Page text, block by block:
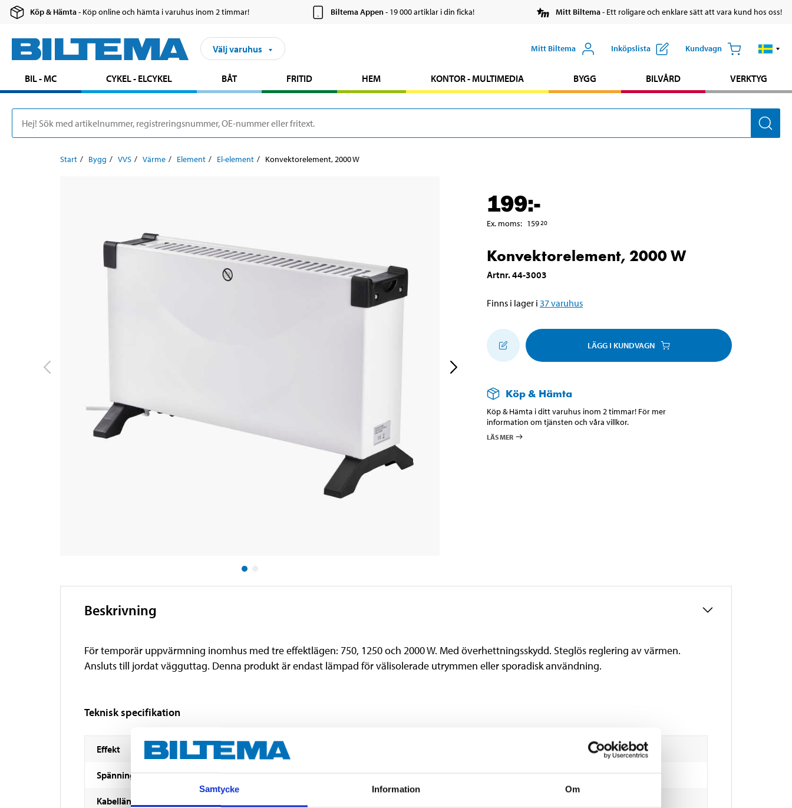
Samtycke Information Om
Köp & Hämta- Köp online och hämta i varuhus inom 2 timmar! Biltema Appen- 19 000 artiklar i din ficka! Mitt Biltema- Ett roligare och enklare sätt att vara kund hos oss!
Välj varuhus Mitt Biltema Inköpslista Kundvagn
BIL - MC CYKEL - ELCYKEL BÅT FRITID HEM KONTOR - MULTIMEDIA BYGG BILVÅRD VERKTYG
Start Bygg VVS Värme Element El-element Konvektorelement, 2000 W
199:-
Ex. moms: 159 20
Konvektorelement, 2000 W
Artnr.44-3003
Finns i lager i 37varuhus
LÄGG I KUNDVAGN
Köp & Hämta
Köp & Hämta i ditt varuhus inom 2 timmar! För mer
information om tjänsten och våra villkor.
LÄS MER
Beskrivning
För temporär uppvärmning inomhus med tre effektlägen: 750, 1250 och 2000 W. Med överhettningsskydd. Steglös reglering av värmen.
Ansluts till jordat vägguttag. Denna produkt är endast lämpad för välisolerade utrymmen eller sporadisk användning.
Teknisk specifikation
Effekt
Spänningsmatning 230 V AC
Kabellängd